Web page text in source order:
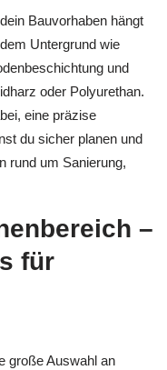
Bauvorhaben hängt
Untergrund wie
und
oder Polyurethan.
eine präzise
du sicher planen und
rund um Sanierung,
–
für
große Auswahl an